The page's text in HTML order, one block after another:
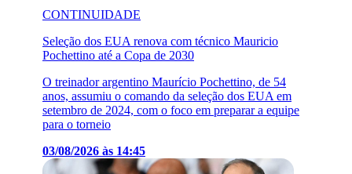
CONTINUIDADE
Seleção dos EUA renova com técnico Mauricio
Pochettino até a Copa de 2030
O treinador argentino Maurício Pochettino, de 54
anos, assumiu o comando da seleção dos EUA em
setembro de 2024, com o foco em preparar a equipe
para o torneio
03/08/2026 às 14:45